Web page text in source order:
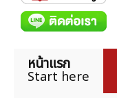
หน้าแรก
Start here